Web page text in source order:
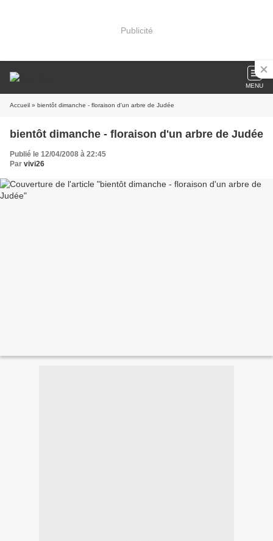
Publicité
MENU
Accueil » bientôt dimanche - floraison d'un arbre de Judée
bientôt dimanche - floraison d'un arbre de Judée
Publié le 12/04/2008 à 22:45
Par vivi26